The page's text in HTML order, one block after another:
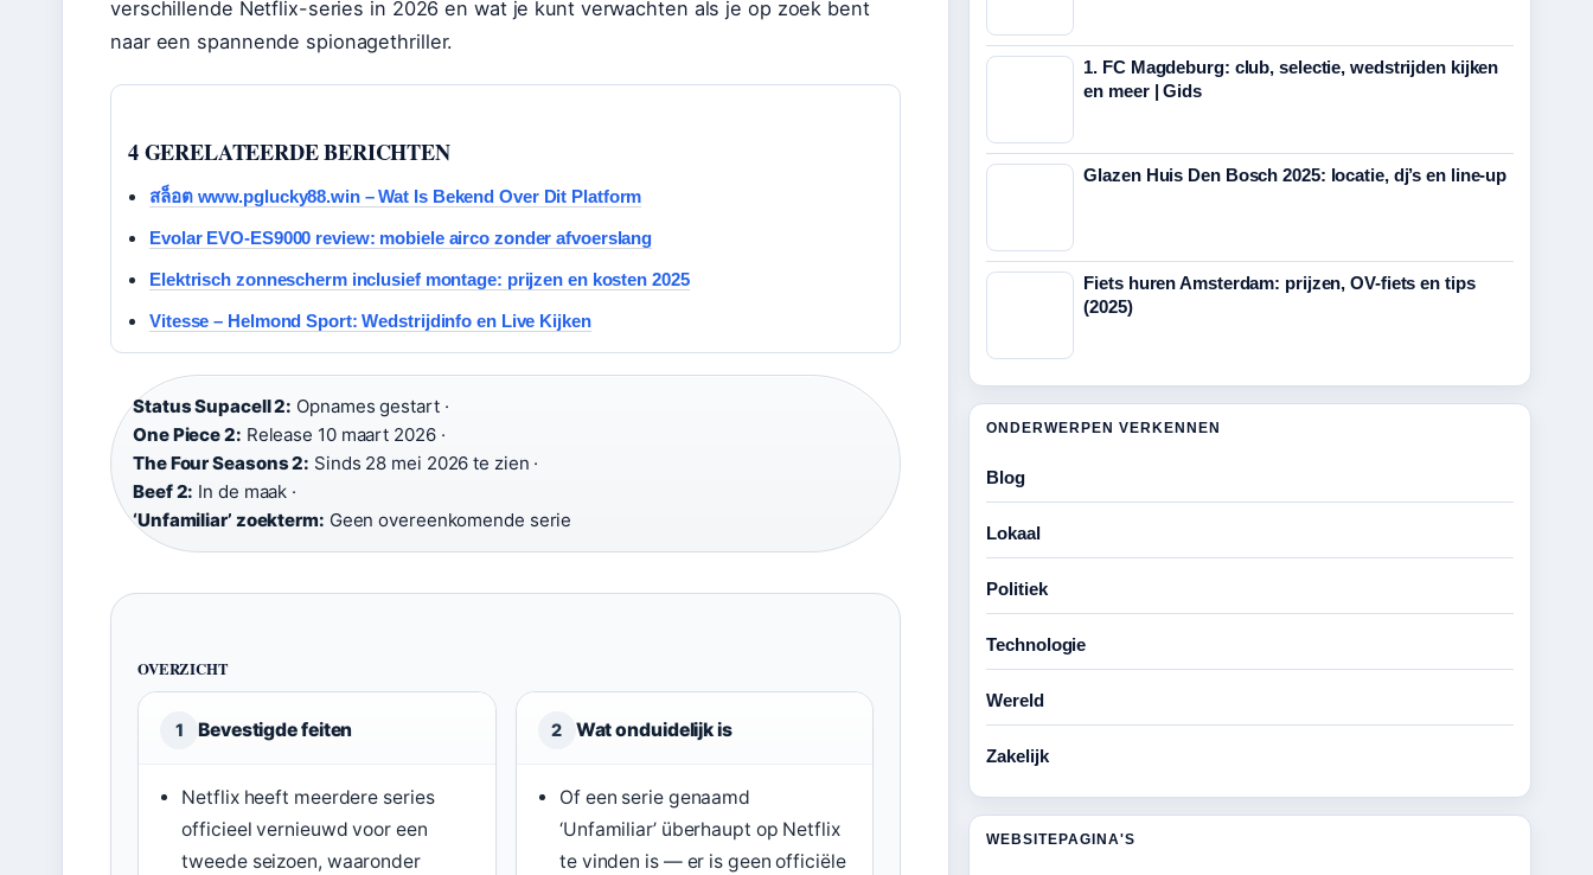
verschillende Netflix-series in 2026 en wat je kunt verwachten als je op zoek bent
naar een spannende spionagethriller.
4 GERELATEERDE BERICHTEN
สล็อต www.pglucky88.win – Wat Is Bekend Over Dit Platform
Evolar EVO-ES9000 review: mobiele airco zonder afvoerslang
Elektrisch zonnescherm inclusief montage: prijzen en kosten 2025
Vitesse – Helmond Sport: Wedstrijdinfo en Live Kijken
Status Supacell 2: Opnames gestart ·
One Piece 2: Release 10 maart 2026 ·
The Four Seasons 2: Sinds 28 mei 2026 te zien ·
Beef 2: In de maak ·
‘Unfamiliar’ zoekterm: Geen overeenkomende serie
OVERZICHT
1 Bevestigde feiten
Netflix heeft meerdere series
officieel vernieuwd voor een
tweede seizoen, waaronder
2 Wat onduidelijk is
Of een serie genaamd
‘Unfamiliar’ überhaupt op Netflix
te vinden is — er is geen officiële
1. FC Magdeburg: club, selectie, wedstrijden kijken
en meer | Gids
Glazen Huis Den Bosch 2025: locatie, dj’s en line-up
Fiets huren Amsterdam: prijzen, OV-fiets en tips
(2025)
ONDERWERPEN VERKENNEN
Blog
Lokaal
Politiek
Technologie
Wereld
Zakelijk
WEBSITEPAGINA'S